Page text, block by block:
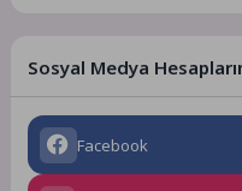
Sosyal Medya
Facebook